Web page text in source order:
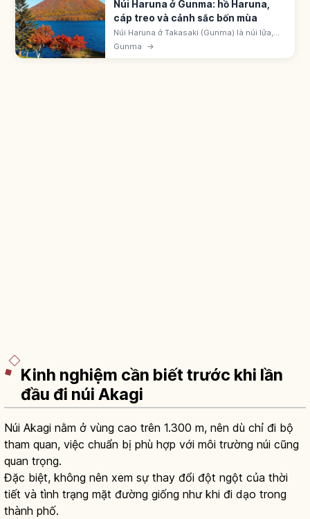
Núi Haruna ở Gunma: hồ Haruna,
cáp treo và cảnh sắc bốn mùa
Núi Haruna ở Takasaki (Gunma) là núi lửa,
đỉnh cao nhất Kamon-ga-take 1.449m. Một
Gunma →
Kinh nghiệm cần biết trước khi lần
đầu đi núi Akagi
Núi Akagi nằm ở vùng cao trên 1.300 m, nên dù chỉ đi bộ
tham quan, việc chuẩn bị phù hợp với môi trường núi cũng
quan trọng.
Đặc biệt, không nên xem sự thay đổi đột ngột của thời
tiết và tình trạng mặt đường giống như khi đi dạo trong
thành phố.